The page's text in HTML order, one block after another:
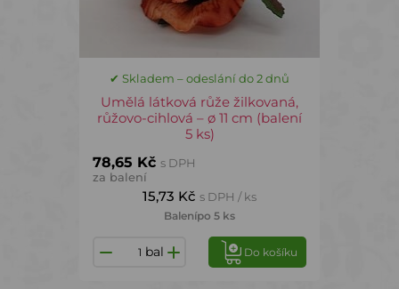
✔ Skladem – odeslání do 2 dnů
Umělá látková růže žilkovaná,
růžovo-cihlová – ø 11 cm (balení
5 ks)
78,65 Kč s DPH
za balení
15,73 Kč s DPH / ks
Balenípo 5 ks
bal Do košíku